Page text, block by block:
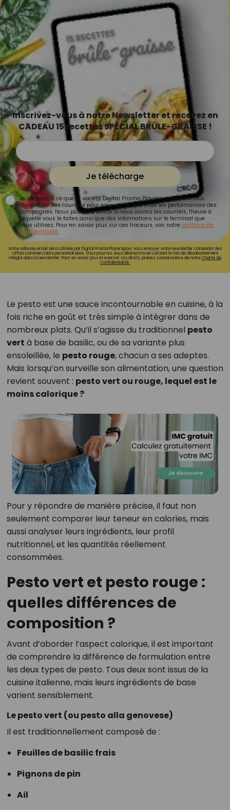
Inscrivez-vous à notre Newsletter et recevez en
CADEAU 15 recettes SPÉCIAL BRÛLE-GRAISSE !
Je télécharge
Je consens à ce que la société Digital Prisma Players analyse le taux
d'ouverture des courriels pour mesurer et optimiser les performances des
campagnes. Nous pourrons savoir si vous ouvrez les courriels, l'heure à
laquelle vous le faites ainsi que des informations sur le terminal que
vous utilisez. Pour en savoir plus sur ces traceurs, voir notre politique de
confidentialité.
Votre adresse email sera utilisée par Digital Prisma Playerspour vous envoyer votre newsletter contenant des
offres commerciales personnalisées. Vous pourrez vous désinscrire en utilisant le lien de désabonnement
intégré dans la newsletter. Pour en savoir plus et exercer vos droits, prenez connaissance de notreCharte de
Confidentialité.
Le pesto est une sauce incontournable en cuisine, à la
fois riche en goût et très simple à intégrer dans de
nombreux plats. Qu’il s’agisse du traditionnel pesto
vert à base de basilic, ou de sa variante plus
ensoleillée, le pesto rouge, chacun a ses adeptes.
Mais lorsqu’on surveille son alimentation, une question
revient souvent : pesto vert ou rouge, lequel est le
moins calorique ?
Pour y répondre de manière précise, il faut non
seulement comparer leur teneur en calories, mais
aussi analyser leurs ingrédients, leur profil
nutritionnel, et les quantités réellement
consommées.
Pesto vert et pesto rouge :
quelles différences de
composition ?
Avant d’aborder l’aspect calorique, il est important
de comprendre la différence de formulation entre
les deux types de pesto. Tous deux sont issus de la
cuisine italienne, mais leurs ingrédients de base
varient sensiblement.
Le pesto vert (ou pesto alla genovese)
Il est traditionnellement composé de :
Feuilles de basilic frais
Pignons de pin
Ail